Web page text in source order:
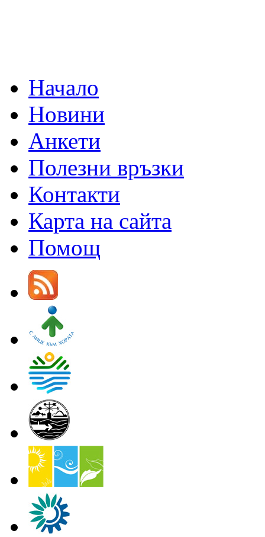
Начало
Новини
Анкети
Полезни връзки
Контакти
Карта на сайта
Помощ